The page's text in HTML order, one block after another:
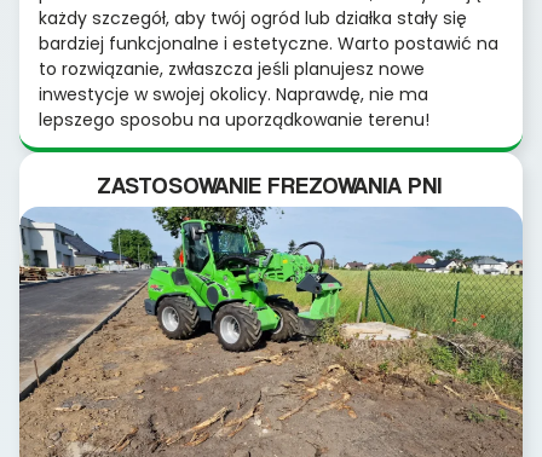
każdy szczegół, aby twój ogród lub działka stały się
bardziej funkcjonalne i estetyczne. Warto postawić na
to rozwiązanie, zwłaszcza jeśli planujesz nowe
inwestycje w swojej okolicy. Naprawdę, nie ma
lepszego sposobu na uporządkowanie terenu!
ZASTOSOWANIE FREZOWANIA PNI